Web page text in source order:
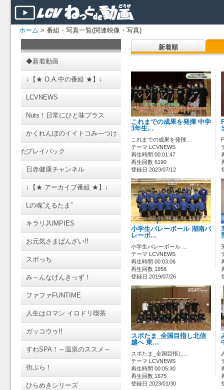
ホーム > 番組・写真一覧(関連映像・写真)
◆新着動画
↓【★ O.A.中の番組 ★】↓
LCVNEWS
Nuts！日常にひと味プラス
かくれんぼのイイトコみ―つけ
たプレイバック
日赤健康チャンネル
↓【★ アーカイブ番組 ★】↓
Lの魂”えるたま”
キラリJUMPIES
お元気さまばんざい!!
スポっち
み～んなげんきっず！
ファファFUNTIME
人生はロマン イロドリ喫茶
ガッコウゥ!!
すわSPA！～温泉のススメ～
街ぶら！
ひらめきシリーズ
新着順
これまでの成果を発揮 中学
3年生…
これまでの成果を発揮…
テーマ LCVNEWS
再生時間 00:01:47
再生回数 6190
登録日 2023/07/12
小学生バレーボール 湖南バ
レーボ…
小学生バレーボール …
テーマ LCVNEWS
再生時間 00:03:06
再生回数 1958
登録日 2019/07/26
スポたま_全国目指し北信
越へ 東…
スポたま_全国目指し…
テーマ LCVNEWS
再生時間 00:05:30
再生回数 1675
登録日 2023/01/30